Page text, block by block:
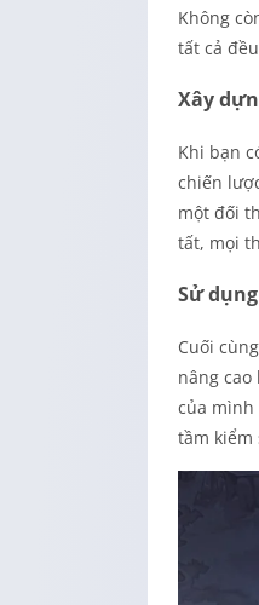
Không
tất cả
Xây
Khi bạn
chiến
một đối
tất, mọi
Sử
Cuối
nâng
của mình
tầm kiểm